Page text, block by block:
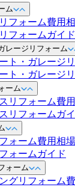
ム
フォーム費用
フォームガイド
レージリフォーム
ト・ガレージ
ト・ガレージ
ーム
リフォーム費
リフォームガ
ォーム費用相場
ォームガイド
ォーム
グリフォーム